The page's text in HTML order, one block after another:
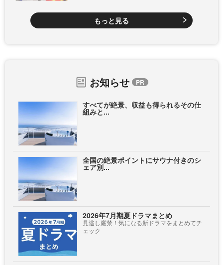
もっと見る
お知らせ
すべてが絶景、収益も得られるその仕
組みと...
全国の絶景ポイントにサウナ付きのシ
ェア別...
2026年7月期夏ドラマまとめ
見逃し厳禁！気になる新ドラマをまとめてチ
ェック